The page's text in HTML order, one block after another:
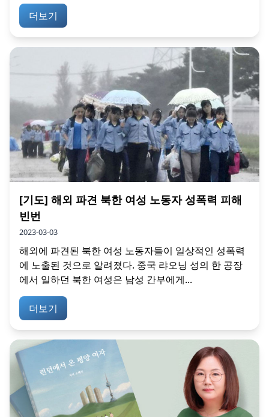
더보기
[기도] 해외 파견 북한 여성 노동자 성폭력 피해
빈번
2023-03-03
해외에 파견된 북한 여성 노동자들이 일상적인 성폭력
에 노출된 것으로 알려졌다. 중국 랴오닝 성의 한 공장
에서 일하던 북한 여성은 남성 간부에게...
더보기